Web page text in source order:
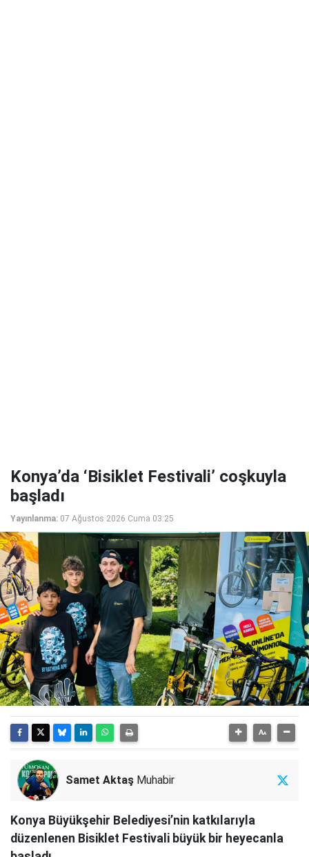
Konya’da ‘Bisiklet Festivali’ coşkuyla
başladı
Yayınlanma: 07 Ağustos 2026 Cuma 03:25
Samet Aktaş Muhabir
Konya Büyükşehir Belediyesi’nin katkılarıyla
düzenlenen Bisiklet Festivali büyük bir heyecanla